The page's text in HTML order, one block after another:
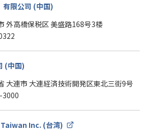
有限公司 (中国)
外高橋保税区 美盛路168号3楼
(中国)
大連市 大連経済技術開発区東北三街9号
Inc. (台湾)